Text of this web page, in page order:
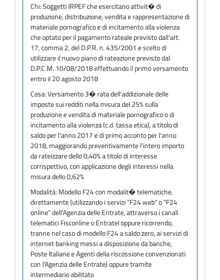
Chi:Soggetti IRPEF che esercitano attivit� di
produzione, distribuzione, vendita e rappresentazione di
materiale pornografico e di incitamento alla violenza
che optato per il pagamento rateale previsto dall'art.
17, comma 2, del D.P.R. n. 435/2001 e scelto di
utilizzare il nuovo piano di rateazione previsto dal
D.P.C.M. 10/08/2018 effettuando il primo versamento
entro il 20 agosto 2018
Cosa:Versamento 3� rata dell'addizionale delle
imposte sui redditi nella misura del 25% sulla
produzione e vendita di materiale pornografico o di
incitamento alla violenza (c.d. tassa etica), a titolo di
saldo per l'anno 2017 e di primo acconto per l'anno
2018, maggiorando preventivamente l'intero importo
da rateizzare dello 0,40% a titolo di interesse
corrispettivo, con applicazione degli interessi nella
misura dello 0,62%
Modalità: Modello F24 con modalit� telematiche,
direttamente (utilizzando i servizi "F24 web" o "F24
online" dell'Agenzia delle Entrate, attraverso i canali
telematici Fisconline o Entratel oppure ricorrendo,
tranne nel caso di modello F24 a saldo zero, ai servizi di
internet banking messi a disposizione da banche,
Poste Italiane e Agenti della riscossione convenzionati
con l'Agenzia delle Entrate) oppure tramite
intermediario abilitato